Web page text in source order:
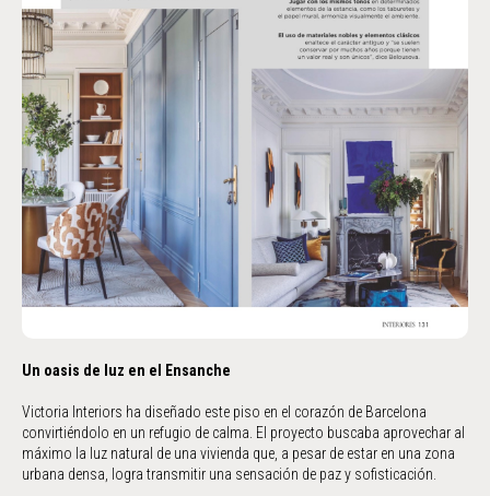
Un oasis de luz en el Ensanche
Victoria Interiors ha diseñado este piso en el corazón de Barcelona
convirtiéndolo en un refugio de calma. El proyecto buscaba aprovechar al
máximo la luz natural de una vivienda que, a pesar de estar en una zona
urbana densa, logra transmitir una sensación de paz y sofisticación.